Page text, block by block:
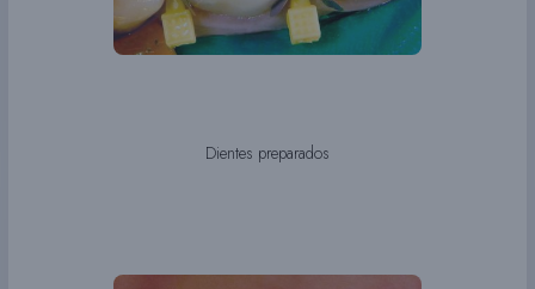
Dientes preparados